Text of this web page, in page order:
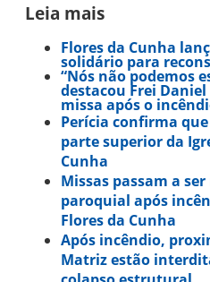
Leia mais
Flores da Cunha
solidário para
“Nós não podemos
destacou Frei
missa após o
Perícia confirma
parte superior da
Cunha
Missas passam a
paroquial após
Flores da Cunha
Após incêndio,
Matriz estão